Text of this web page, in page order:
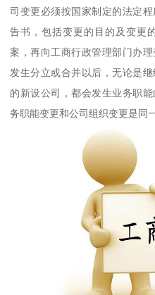
司变更必须按国家制定的法定
告书，包括变更的目的及变更
案，再向工商行政管理部门办
发生分立或合并以后，无论是
的新设公司，都会发生业务职
务职能变更和公司组织变更是同